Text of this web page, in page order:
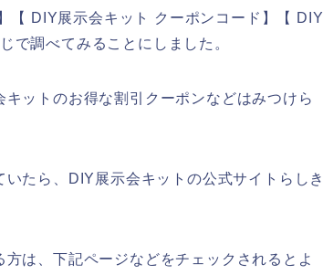
【 DIY展示会キット クーポンコード】【 DIY
で調べてみることにしました。
ットのお得な割引クーポンなどはみつけら
たら、DIY展示会キットの公式サイトらしき
は、下記ページなどをチェックされるとよ